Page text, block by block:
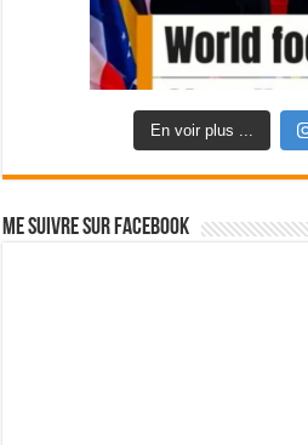
En voir plus ...
Me suivre sur Facebook